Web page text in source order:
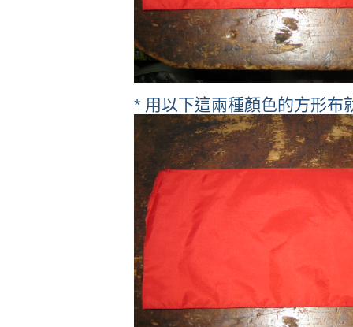
* 用以下這兩種顏色的方形布